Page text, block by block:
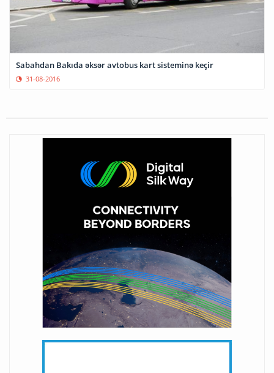
Sabahdan Bakıda əksər avtobus kart sisteminə keçir
31-08-2016